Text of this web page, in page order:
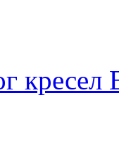
кресел